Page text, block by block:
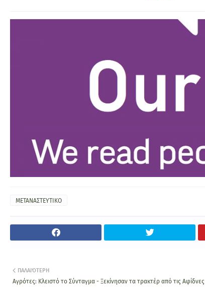
ΜΕΤΑΝΑΣΤΕΥΤΙΚΟ
ΠΑΛΑΙΌΤΕΡΗ
Αγρότες: Κλειστό το Σύνταγμα - Ξεκίνησαν τα τρακτέρ από τις Αφίδνες